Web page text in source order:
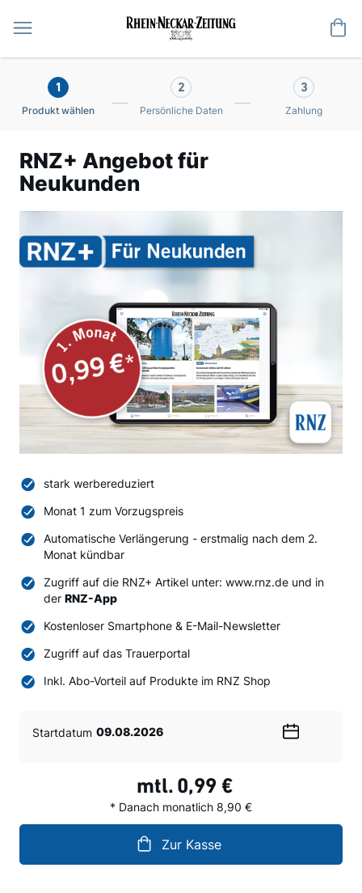
1
Produkt wählen
2
Persönliche Daten
3
Zahlung
RNZ+ Angebot für
Neukunden
stark werbereduziert
Monat 1 zum Vorzugspreis
Automatische Verlängerung - erstmalig nach dem 2.
Monat kündbar
Zugriff auf die RNZ+ Artikel unter: www.rnz.de und in
der RNZ-App
Kostenloser Smartphone & E-Mail-Newsletter
Zugriff auf das Trauerportal
Inkl. Abo-Vorteil auf Produkte im RNZ Shop
Startdatum
mtl. 0,99 €
* Danach monatlich 8,90 €
Zur Kasse